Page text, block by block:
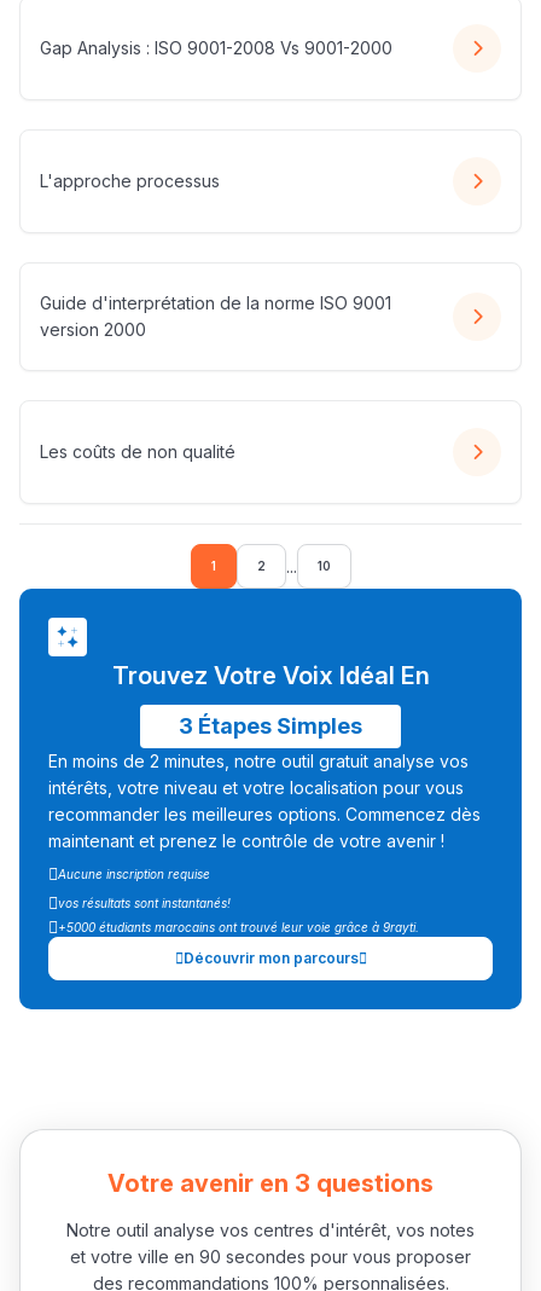
Interviews/Vidéos
دليل المهن
ما يزيد عن 149 مهنة
دليل التوجيه
باش تقدر تساعد الناس
يلقاو التوازن من الدّاخل
Gap Analysis : ISO 9001-2008 Vs 9001-2000
L'approche processus
Guide d'interprétation de la norme ISO 9001
version 2000
Les coûts de non qualité
1 2 ... 10
Trouvez Votre Voix Idéal En
3 Étapes Simples
En moins de 2 minutes, notre outil gratuit analyse vos
intérêts, votre niveau et votre localisation pour vous
recommander les meilleures options. Commencez dès
maintenant et prenez le contrôle de votre avenir !
Aucune inscription requise
vos résultats sont instantanés!
+5000 étudiants marocains ont trouvé leur voie grâce à 9rayti.
Découvrir mon parcours
Votre avenir en 3 questions
Notre outil analyse vos centres d'intérêt, vos notes
et votre ville en 90 secondes pour vous proposer
des recommandations 100% personnalisées.